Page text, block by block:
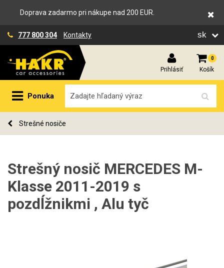
Doprava zadarmo pri nákupe nad 200 EUR.
777 800 304 Kontakty sk
Prihlásiť
0
Košík
Ponuka
Strešné nosiče
Strešný nosič MERCEDES M-
Klasse 2011-2019 s
pozdĺžnikmi , Alu tyč